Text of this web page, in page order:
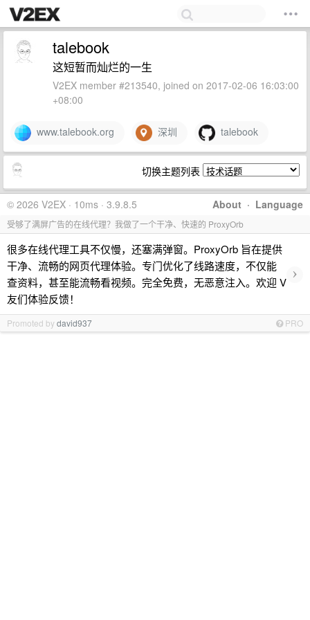
talebook
这短暂而灿烂的一生
V2EX member #213540, joined on 2017-02-06 16:03:00
+08:00
www.talebook.org 深圳 talebook
切换主题列表
About · Language
© 2026 V2EX · 10ms · 3.9.8.5
受够了满屏广告的在线代理？我做了一个干净、快速的 ProxyOrb
很多在线代理工具不仅慢，还塞满弹窗。ProxyOrb 旨在提供
干净、流畅的网页代理体验。专门优化了线路速度，不仅能
查资料，甚至能流畅看视频。完全免费，无恶意注入。欢迎 V
友们体验反馈！
›
Promoted bydavid937 PRO